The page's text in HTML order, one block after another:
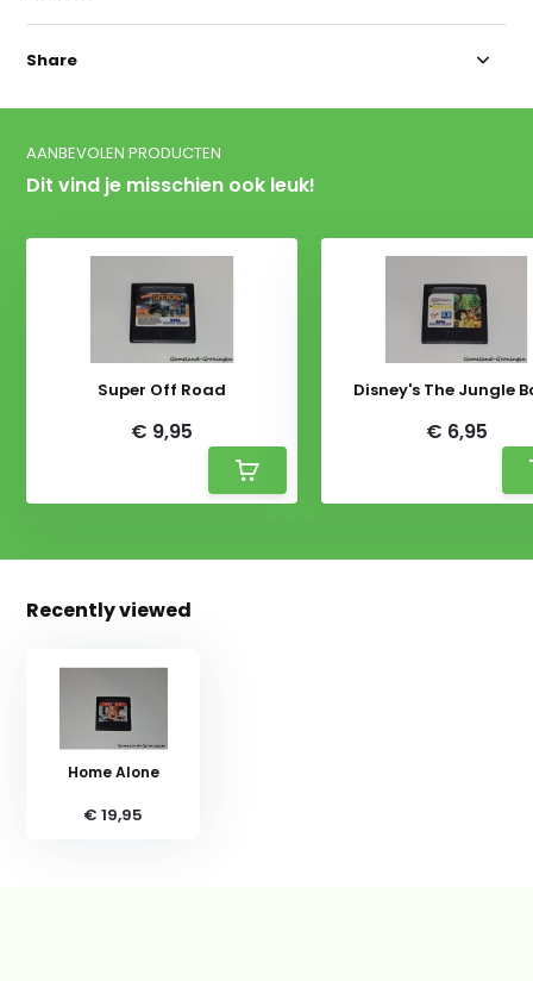
Share
AANBEVOLEN PRODUCTEN
Dit vind je misschien ook leuk!
Super Off Road
€ 9,95
Disney's The Jungle
€ 6,95
Recently viewed
Home Alone
€ 19,95